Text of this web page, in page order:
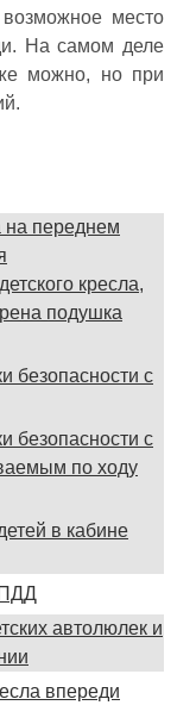
место
На самом деле
можно, но при
на переднем
кресла,
подушка
безопасности с
безопасности с
по ходу
в кабине
автолюлек и
впереди